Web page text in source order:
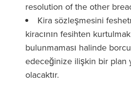
resolution of the other
Kira sözleşmesini
kiracının fesihten
bulunmaması halinde
edeceğinize ilişkin bir plan
olacaktır.